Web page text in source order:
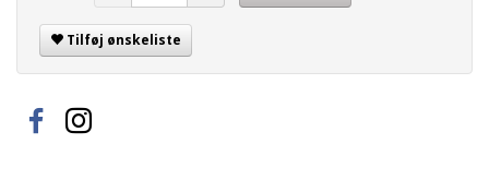
Tilføj ønskeliste